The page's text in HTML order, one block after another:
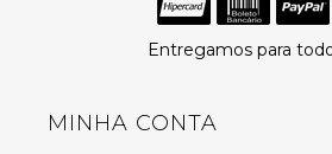
Entregamos para
MINHA CONTA